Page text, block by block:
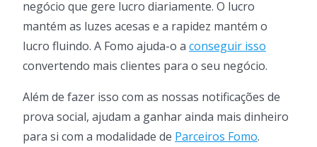
negócio que gere lucro diariamente. O lucro
mantém as luzes acesas e a rapidez mantém o
lucro fluindo. A Fomo ajuda-o a conseguir isso
convertendo mais clientes para o seu negócio.
Além de fazer isso com as nossas notificações de
prova social, ajudam a ganhar ainda mais dinheiro
para si com a modalidade de Parceiros Fomo.